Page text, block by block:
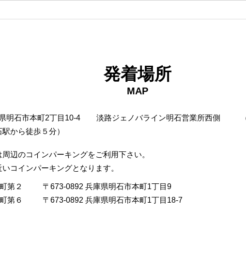
発着場所
MAP
明石市本町2丁目10-4 淡路ジェノバライン明石営業所西側
から徒歩５分）
辺のコインパーキングをご利用下さい。
コインパーキングとなります。
第２
第６
〒673-0892 兵庫県明石市本町1丁目9
〒673-0892 兵庫県明石市本町1丁目18-7